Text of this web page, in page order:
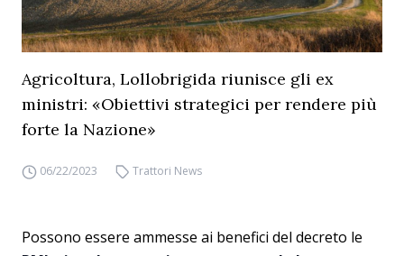
Agricoltura, Lollobrigida riunisce gli ex
ministri: «Obiettivi strategici per rendere più
forte la Nazione»
06/22/2023 Trattori News
Possono essere ammesse ai benefici del decreto le